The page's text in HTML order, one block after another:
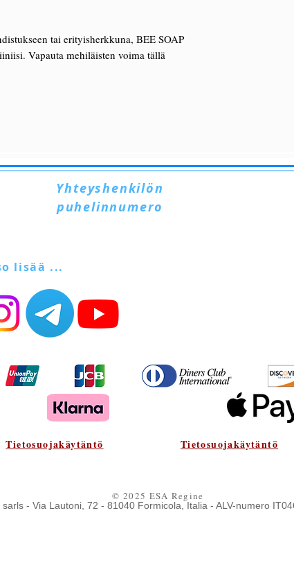
tai erityisherkkuna, BEE SOAP
Vapauta mehiläisten voima tällä
lisää ...
Yhteyshenkilön
puhelinnumero
Tietosuojakäytäntö Tietosuojakäytäntö
© 2025 ESA Regine
sarls - Via Lautoni, 72 - 81040 Formicola, Italia - ALV-numero